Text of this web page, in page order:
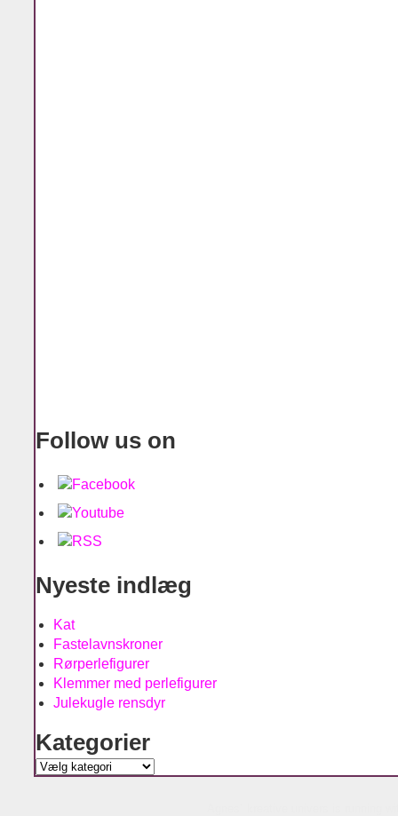
Follow us on
Nyeste indlæg
Kat
Fastelavnskroner
Rørperlefigurer
Klemmer med perlefigurer
Julekugle rensdyr
Kategorier
Kategorier